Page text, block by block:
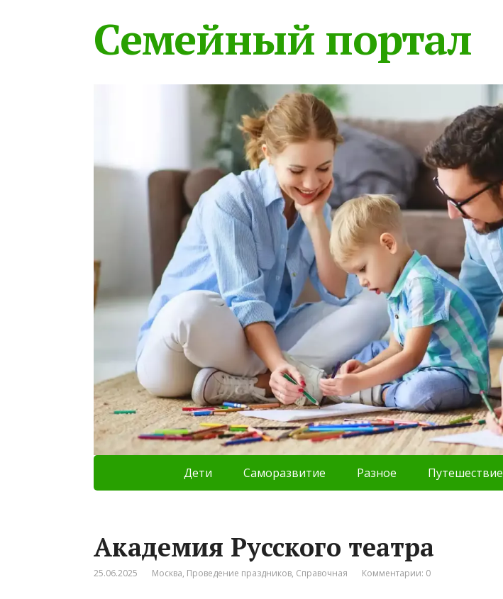
Семейный портал
Дети Саморазвитие Разное Путешествие
Академия Русского театра
25.06.2025 Москва, Проведение праздников, Справочная Комментарии: 0